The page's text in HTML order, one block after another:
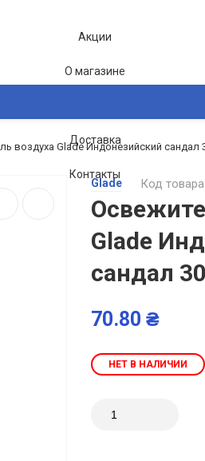
Акции
О магазине
Доставка
Контакты
воздуха Glade Индонезийский сандал
Glade Код товара:
Glade
сандал
70.80 ₴
НЕТ В НАЛИЧИИ